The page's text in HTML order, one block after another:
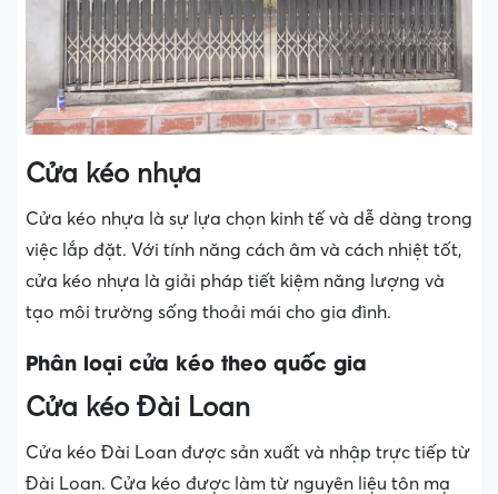
Cửa kéo nhựa
Cửa kéo nhựa là sự lựa chọn kinh tế và dễ dàng trong
việc lắp đặt. Với tính năng cách âm và cách nhiệt tốt,
cửa kéo nhựa là giải pháp tiết kiệm năng lượng và
tạo môi trường sống thoải mái cho gia đình.
Phân loại cửa kéo theo quốc gia
Cửa kéo Đài Loan
Cửa kéo Đài Loan được sản xuất và nhập trực tiếp từ
Đài Loan. Cửa kéo được làm từ nguyên liệu tôn mạ